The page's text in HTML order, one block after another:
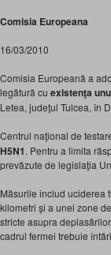
Comisia Europeana
16/03/2010
Comisia Europeană a
legătură cu existenţa
Letea, judeţul Tulcea, în
Centrul naţional de
H5N1. Pentru a limita
prevăzute de legislaţia
Măsurile includ uciderea
kilometri şi a unei zone
stricte asupra
cadrul fermei trebuie